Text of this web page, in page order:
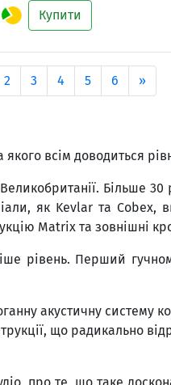
Купити
2 3 4 5 6 »
всім доводиться
Більше
як Kevlar та Cobex,
Matrix та зовнішні
рівень. Перший
акустичну систему
що радикально